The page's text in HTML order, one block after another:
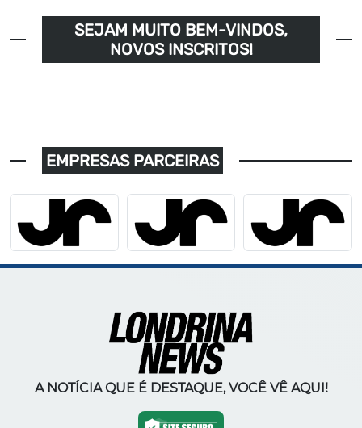
SEJAM MUITO BEM-VINDOS,
NOVOS INSCRITOS!
EMPRESAS PARCEIRAS
A NOTÍCIA QUE É DESTAQUE, VOCÊ VÊ AQUI!